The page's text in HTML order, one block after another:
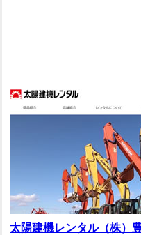
太陽建機レンタル（株）